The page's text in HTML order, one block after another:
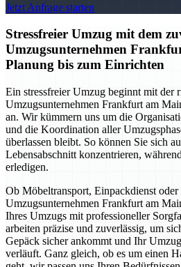
Jetzt Anfrage starten
Stressfreier Umzug mit dem
Umzugsunternehmen
Planung bis zum Einrichten
Ein stressfreier Umzug beginnt mit der
Umzugsunternehmen Frankfurt am
an. Wir kümmern uns um die
und die Koordination aller
überlassen bleibt. So können Sie sich
Lebensabschnitt konzentrieren,
erledigen.
Ob Möbeltransport, Einpackdienst oder
Umzugsunternehmen Frankfurt am
Ihres Umzugs mit professioneller
arbeiten präzise und zuverlässig, um
Gepäck sicher ankommt und Ihr
verläuft. Ganz gleich, ob es um einen